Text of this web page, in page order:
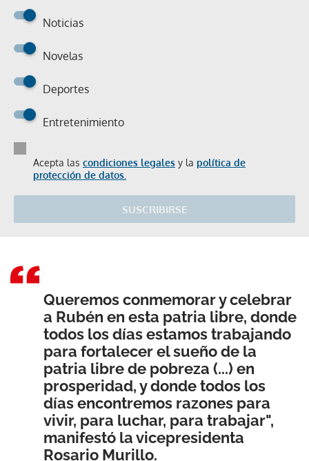
Noticias
Novelas
Deportes
Entretenimiento
Acepta las condiciones legales y la política de
protección de datos.
SUSCRIBIRSE
Queremos conmemorar y celebrar
a Rubén en esta patria libre, donde
todos los días estamos trabajando
para fortalecer el sueño de la
patria libre de pobreza (...) en
prosperidad, y donde todos los
días encontremos razones para
vivir, para luchar, para trabajar",
manifestó la vicepresidenta
Rosario Murillo.